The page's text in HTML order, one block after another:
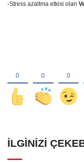
-Stress azaltma etkisi olan
İLGINIZI